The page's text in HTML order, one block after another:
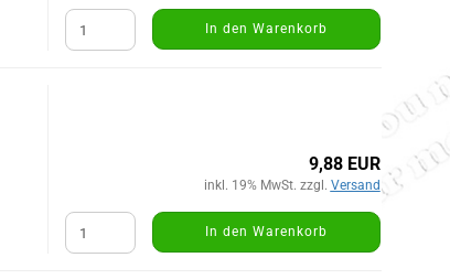
In den Warenkorb
9,88 EUR
inkl. 19% MwSt. zzgl. Versand
In den Warenkorb